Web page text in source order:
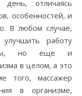
день, отличаясь
особенностей, и
В любом случае,
работу
но еще и
в целом, а это
того, массажер
в организме,